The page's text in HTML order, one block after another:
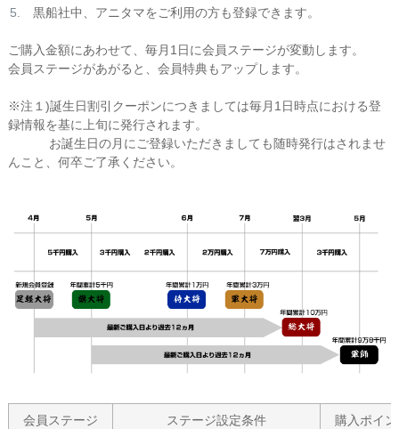
黒船社中、アニタマをご利用の方も登録できます。
ご購入金額にあわせて、毎月1日に会員ステージが変動します。
会員ステージがあがると、会員特典もアップします。
※注１)誕生日割引クーポンにつきましては毎月1日時点における登
録情報を基に上旬に発行されます。
お誕生日の月にご登録いただきましても随時発行はされませ
んこと、何卒ご了承ください。
会員ステージ ステージ設定条件 購入ポイ